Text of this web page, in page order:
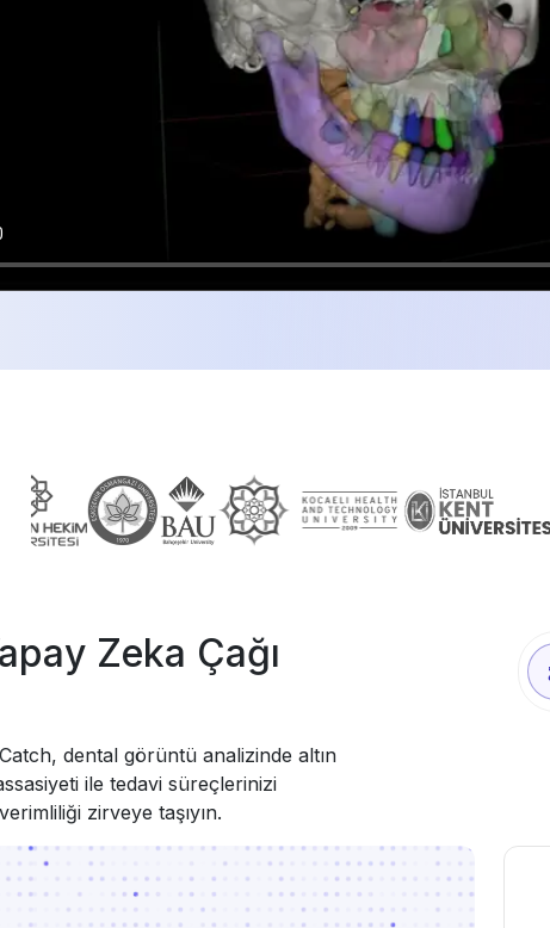
Zeka Çağı
dental görüntü analizinde altın
ile tedavi süreçlerinizi
zirveye taşıyın.